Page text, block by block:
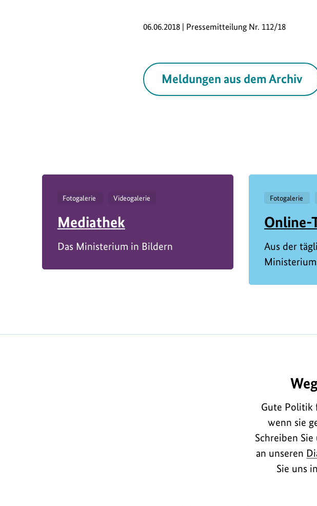
06.06.2018 | Pressemitteilung Nr. 112/18
Meldungen aus dem Archiv
Fotogalerie Videogalerie
Mediathek
Das Ministerium in Bildern
Fotogalerie
Online-
Aus der
Gute Politik
wenn sie
Schreiben
an unseren
Sie uns